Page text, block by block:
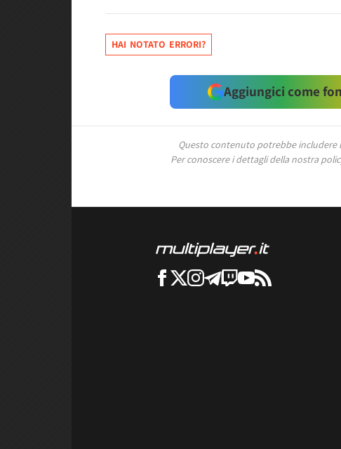
HAI NOTATO ERRORI?
Aggiungici come
Questo contenuto potrebbe includere
Per conoscere i dettagli della nostra